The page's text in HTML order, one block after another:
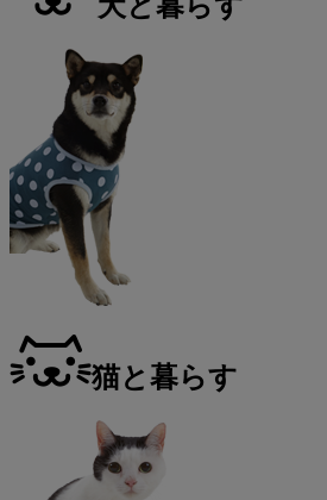
犬と暮らす
猫と暮らす